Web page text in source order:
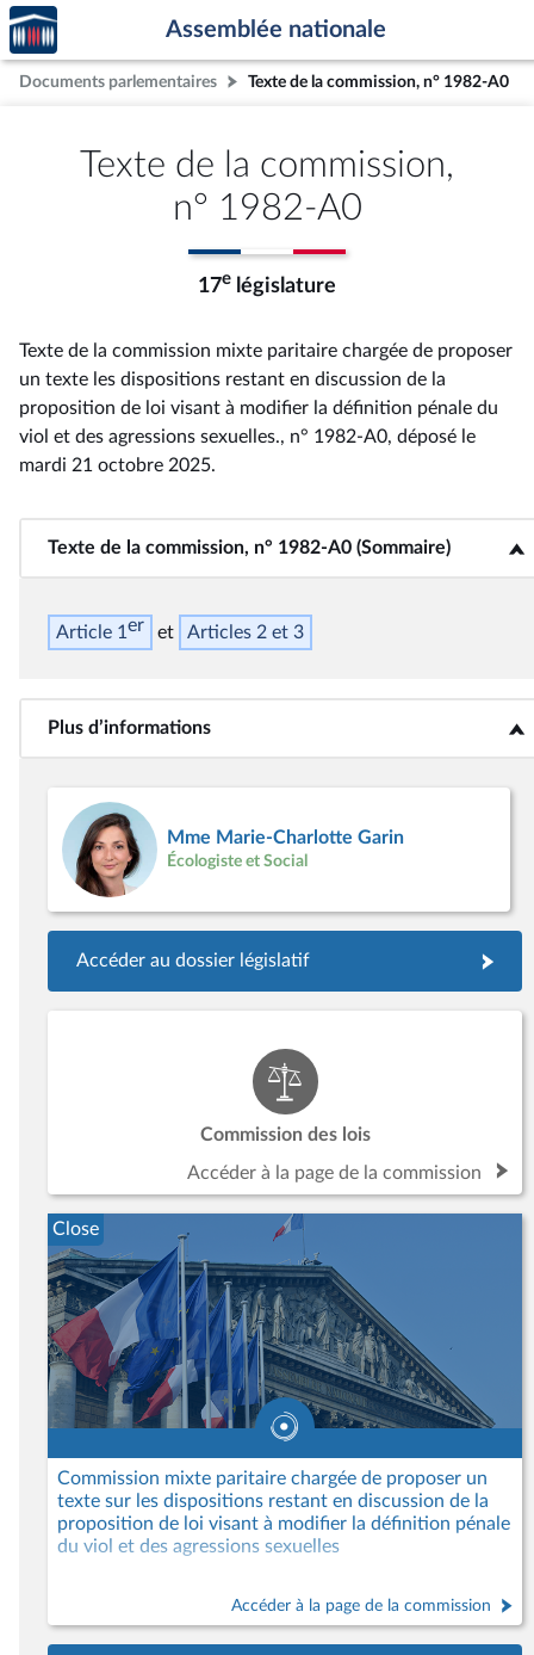
Aller au contenu
Aller en bas de la page
Accèder
à la
page
d'accueil
Assemblée nationale
Documents parlementaires Texte de la commission, n° 1982-A0
Texte de la commission,
n° 1982-A0
17e législature
Texte de la commission mixte paritaire chargée de proposer
un texte les dispositions restant en discussion de la
proposition de loi visant à modifier la définition pénale du
viol et des agressions sexuelles., n° 1982-A0, déposé le
mardi 21 octobre 2025.
Texte de la commission, n° 1982-A0 (Sommaire)
<b>Texte de la commission, n° 1982-A0 (Sommaire)</b>
Article 1er Articles 2 et 3
Plus d’informations<b>Plus d’informations</b>
Mme Marie-Charlotte Garin
Écologiste et Social
Accéder au dossier législatif
Commission des lois
Accéder à la page de la commission
Commission mixte paritaire chargée de proposer un
texte sur les dispositions restant en discussion de la
proposition de loi visant à modifier la définition pénale
du viol et des agressions sexuelles
Accéder à la page de la commission
Close